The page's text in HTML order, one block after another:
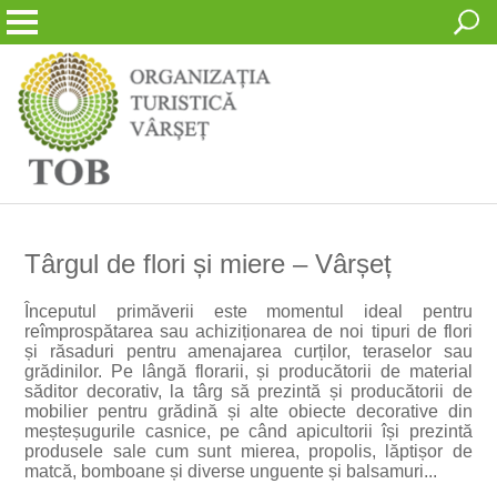
Târgul de flori și miere – Vârșeț
Începutul primăverii este momentul ideal pentru
reîmprospătarea sau achiziționarea de noi tipuri de flori
și răsaduri pentru amenajarea curților, teraselor sau
grădinilor. Pe lângă florarii, și producătorii de material
săditor decorativ, la târg să prezintă și producătorii de
mobilier pentru grădină și alte obiecte decorative din
meșteșugurile casnice, pe când apicultorii își prezintă
produsele sale cum sunt mierea, propolis, lăptișor de
matcă, bomboane și diverse unguente și balsamuri...